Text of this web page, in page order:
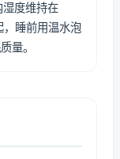
度维持在
睡前用温水泡
量。